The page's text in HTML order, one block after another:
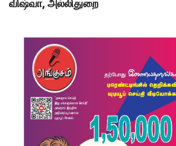
விஷ்வா, அல்லிதுறை